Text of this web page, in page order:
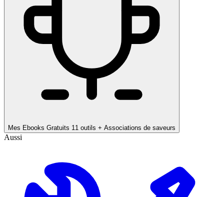
Mes Ebooks Gratuits 11 outils + Associations de saveurs
Aussi